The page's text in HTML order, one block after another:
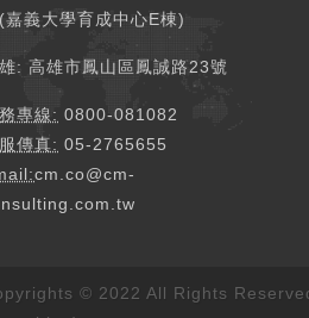
嘉義大學育成中心E棟)
: 高雄市鳳山區鳳誠路23號
專線: 0800-081082
傳真: 05-2765655
cm.co@cm-
© 2022 All Rights